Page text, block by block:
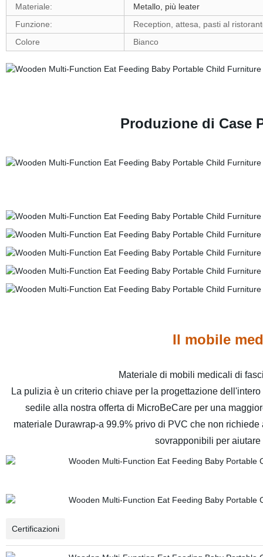
Materiale:
Metallo, più leater
Funzione:
Reception, attesa, pasti al
Colore
Bianco
Produzione di Case
Il mobile
Materiale di mobili medicali di
La pulizia è un criterio chiave per la progettazione
sedile alla nostra offerta di MicroBeCare per una
materiale Durawrap-a 99.9% privo di PVC che non
sovrapponibili per
Certificazioni